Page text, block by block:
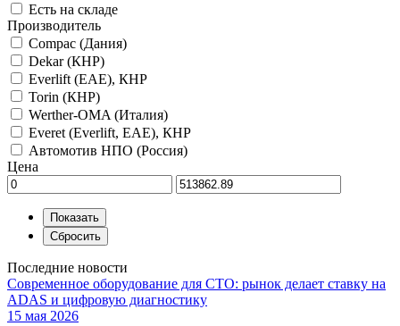
Есть на складе
Производитель
Compac (Дания)
Dekar (КНР)
Everlift (EAE), КНР
Torin (КНР)
Werther-OMA (Италия)
Everet (Everlift, EAE), КНР
Автомотив НПО (Россия)
Цена
Последние новости
Современное оборудование для СТО: рынок делает ставку на
ADAS и цифровую диагностику
15 мая 2026